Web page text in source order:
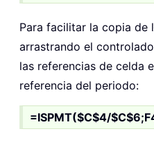
Para facilitar la copia de
arrastrando el
las referencias de celda
referencia del periodo:
=ISPMT($C$4/